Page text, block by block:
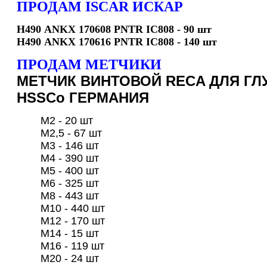
ПРОДАМ ISCAR ИСКАР
Н490 ANKX 170608 PNTR IC808 - 90 шт
Н490 ANKX 170616 PNTR IC808 - 140 шт
ПРОДАМ МЕТЧИКИ
МЕТЧИК ВИНТОВОЙ RECA ДЛЯ
HSSCо ГЕРМАНИЯ
М2 - 20 шт
М2,5 - 67 шт
М3 - 146 шт
M4 - 390 шт
М5 - 400 шт
М6 - 325 шт
М8 - 443 шт
М10 - 440 шт
М12 - 170 шт
M14 - 15 шт
М16 - 119 шт
М20 - 24 шт